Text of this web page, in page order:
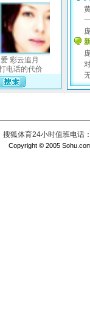
搜狐体育24小时值班电话
Copyright © 2005